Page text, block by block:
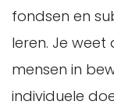
fondsen en
leren. Je
mensen in
individuele